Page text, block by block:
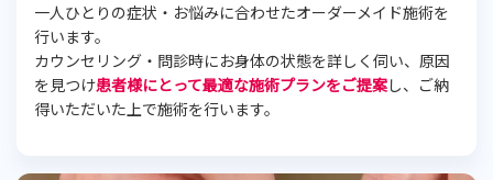
一人ひとりの症状・お悩みに合わせたオーダーメイド施術を
行います。
カウンセリング・問診時にお身体の状態を詳しく伺い、原因
を見つけ患者様にとって最適な施術プランをご提案し、ご納
得いただいた上で施術を行います。